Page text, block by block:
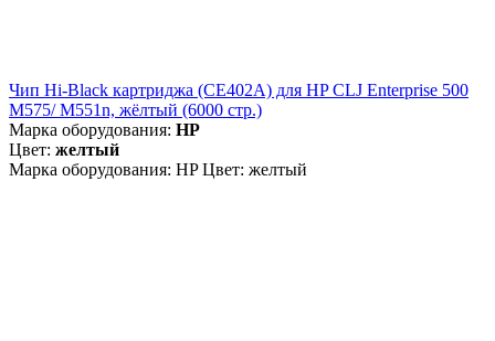
Чип Hi-Black картриджа (CE402A) для HP CLJ Enterprise 500
M575/ M551n, жёлтый (6000 стр.)
Марка оборудования: HP
Цвет: желтый
Марка оборудования: HP Цвет: желтый